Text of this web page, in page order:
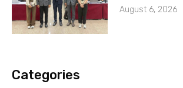
August 6, 2026
Categories